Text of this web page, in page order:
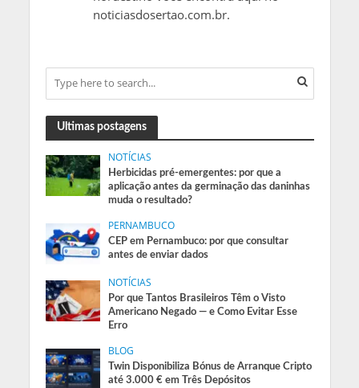
noticiasdosertao.com.br.
Ultimas postagens
NOTÍCIAS
Herbicidas pré-emergentes: por que a
aplicação antes da germinação das daninhas
muda o resultado?
PERNAMBUCO
CEP em Pernambuco: por que consultar
antes de enviar dados
NOTÍCIAS
Por que Tantos Brasileiros Têm o Visto
Americano Negado — e Como Evitar Esse
Erro
BLOG
Twin Disponibiliza Bónus de Arranque Cripto
até 3.000 € em Três Depósitos